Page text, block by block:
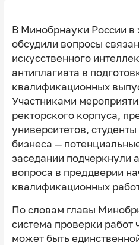
В Минобрнауки России в
обсудили вопросы
искусственного
антиплагиата в
квалификационных
Участниками
ректорского корпуса,
университетов,
бизнеса —
заседании подчеркнули
вопроса в преддверии
квалификационных
По словам главы
система проверки работ
может быть